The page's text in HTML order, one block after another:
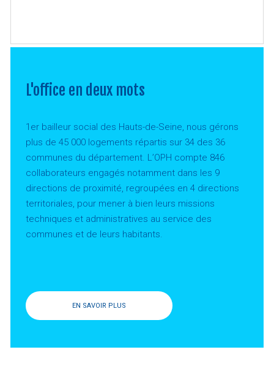
L'office en deux mots
1er bailleur social des Hauts-de-Seine, nous gérons
plus de 45 000 logements répartis sur 34 des 36
communes du département. L’OPH compte 846
collaborateurs engagés notamment dans les 9
directions de proximité, regroupées en 4 directions
territoriales, pour mener à bien leurs missions
techniques et administratives au service des
communes et de leurs habitants.
EN SAVOIR PLUS